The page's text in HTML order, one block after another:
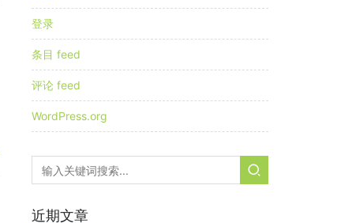
登录
条目 feed
评论 feed
WordPress.org
近期文章